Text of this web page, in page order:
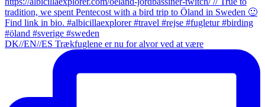
DK//EN//ES Trækfuglene er nu for alvor ved at være